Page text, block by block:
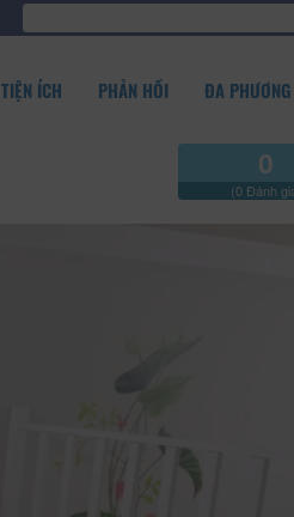
TIỆN ÍCH PHẢN HỒI ĐA
0
(0 Đánh